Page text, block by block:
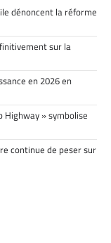
dénoncent la réforme
sur la
en 2026 en
Highway » symbolise
continue de peser sur